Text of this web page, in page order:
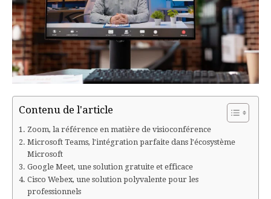
Contenu de l'article
Zoom, la référence en matière de visioconférence
Microsoft Teams, l’intégration parfaite dans l’écosystème
Microsoft
Google Meet, une solution gratuite et efficace
Cisco Webex, une solution polyvalente pour les
professionnels